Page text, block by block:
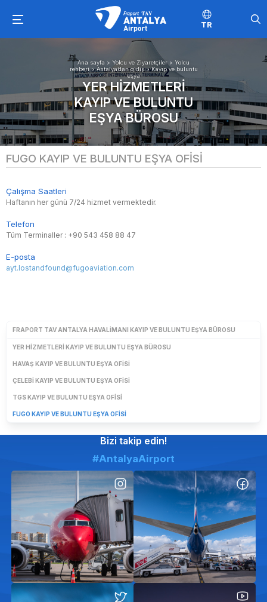
TR
Ana sayfa > Yolcu ve Ziyaretçiler > Yolcu
rehberi >Antalya’dan gidiş>Kayıp ve buluntu
eşya
YER HIZMETLERI
KAYIP VE BULUNTU
EŞYA BÜROSU
FUGO KAYIP VE BULUNTU EŞYA OFISI
Çalışma Saatleri
Haftanın her günü 7/24 hizmet vermektedir.
Telefon
Tüm Terminaller : +90 543 458 88 47
E-posta
ayt.lostandfound@fugoaviation.com
FRAPORT TAV ANTALYA HAVALIMANI KAYIP VE BULUNTU EŞYA BÜROSU
YER HIZMETLERI KAYIP VE BULUNTU EŞYA BÜROSU
HAVAŞ KAYIP VE BULUNTU EŞYA OFISI
ÇELEBI KAYIP VE BULUNTU EŞYA OFISI
TGS KAYIP VE BULUNTU EŞYA OFISI
FUGO KAYIP VE BULUNTU EŞYA OFISI
Bizi takip edin!
#AntalyaAirport